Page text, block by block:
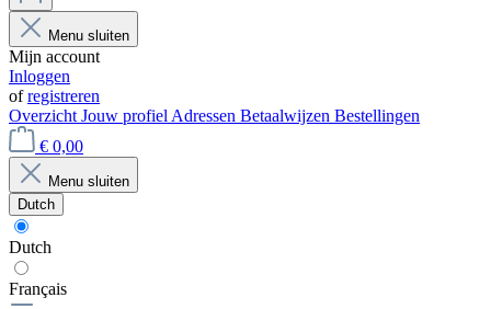
Menu sluiten
Mijn account
Inloggen
ofregistreren
Overzicht Jouw profiel Adressen Betaalwijzen Bestellingen
€ 0,00
Menu sluiten
Dutch
Dutch
Français